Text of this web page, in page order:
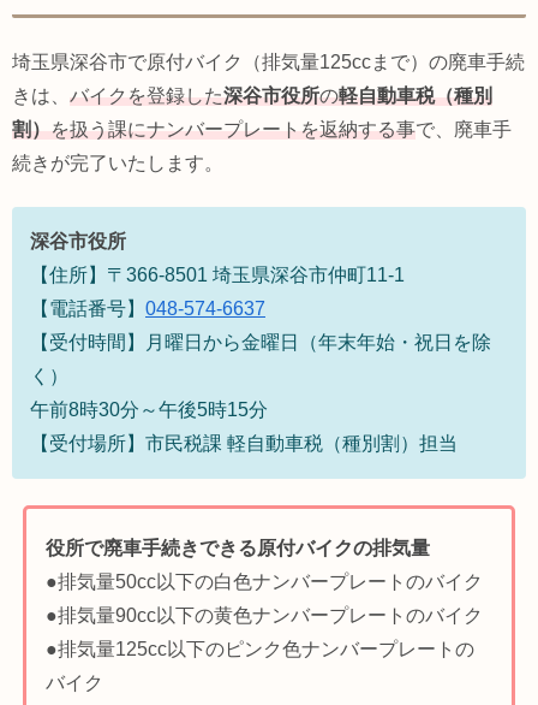
埼玉県深谷市で原付バイク（排気量125ccまで）の廃車手続
きは、 バイクを登録した深谷市役所の軽自動車税（種別
割）を扱う課にナンバープレートを返納する事で、廃車手
続きが完了いたします。
深谷市役所
【住所】〒366-8501 埼玉県深谷市仲町11-1
【電話番号】 048-574-6637
【受付時間】月曜日から金曜日（年末年始・祝日を除
く）
午前8時30分～午後5時15分
【受付場所】市民税課 軽自動車税（種別割）担当
役所で廃車手続きできる原付バイクの排気量
●排気量50cc以下の白色ナンバープレートのバイク
●排気量90cc以下の黄色ナンバープレートのバイク
●排気量125cc以下のピンク色ナンバープレートの
バイク